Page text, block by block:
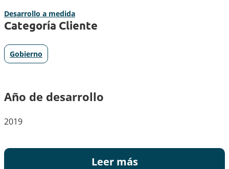
Desarrollo a medida
Categoría Cliente
Gobierno
Año de desarrollo
2019
Leer más